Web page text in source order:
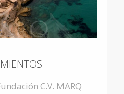
C.V. MARQ